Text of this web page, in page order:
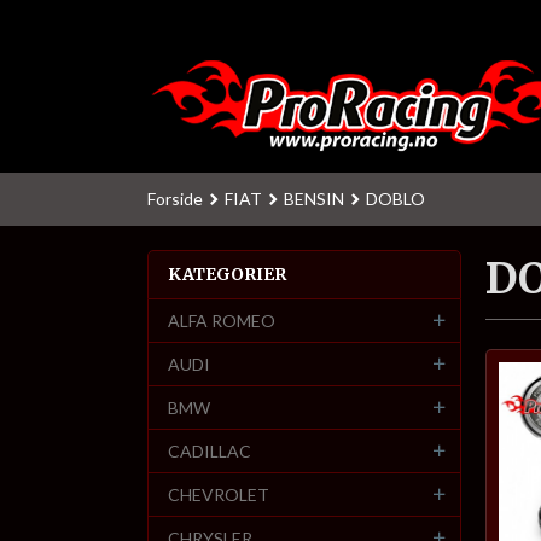
Forside FIAT BENSIN DOBLO
KATEGORIER
ALFA ROMEO
AUDI
BMW
CADILLAC
CHEVROLET